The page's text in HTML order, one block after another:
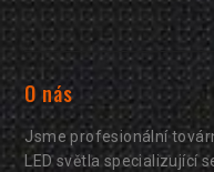
O nás
Jsme profesionální
LED světla specializující